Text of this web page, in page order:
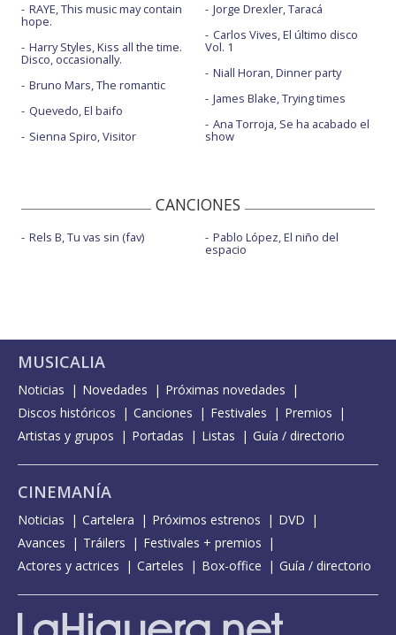
RAYE, This music may contain
hope.
Harry Styles, Kiss all the time.
Disco, occasionally.
Bruno Mars, The romantic
Quevedo, El baifo
Sienna Spiro, Visitor
Jorge Drexler, Taracá
Carlos Vives, El último disco
Vol. 1
Niall Horan, Dinner party
James Blake, Trying times
Ana Torroja, Se ha acabado el
show
CANCIONES
Rels B, Tu vas sin (fav) Pablo López, El niño del
espacio
MUSICALIA
Noticias Novedades
Próximas novedades
Discos históricos
Canciones Festivales
Premios
Artistas y grupos
Portadas Listas Guía / directorio
CINEMANÍA
Noticias Cartelera Próximos estrenos
DVD
Avances
Tráilers
Festivales + premios
Actores y actrices
Carteles Box-office Guía / directorio